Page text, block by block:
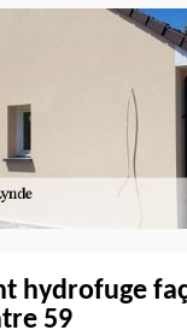
hydrofuge
59